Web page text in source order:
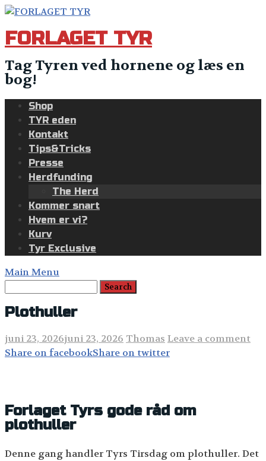
Skip
content
FORLAGET TYR
Tag Tyren ved hornene og læs en
bog!
Shop
TYR eden
Kontakt
Tips&Tricks
Presse
Herdfunding
The Herd
Kommer snart
Hvem er vi?
Kurv
Tyr Exclusive
Main Menu
Plothuller
juni 23, 2026juni 23, 2026 Thomas Leave a comment
Share on facebookShare on twitter
Forlaget Tyrs gode råd om
plothuller
Denne gang handler Tyrs Tirsdag om plothuller. Det